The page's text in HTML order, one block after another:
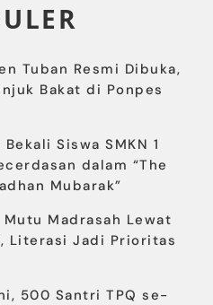
Tuban Resmi Dibuka,
Bakat di Ponpes
Siswa SMKN 1
dalam “The
Mubarak”
Mutu Madrasah Lewat
Literasi Jadi Prioritas
500 Santri TPQ se-